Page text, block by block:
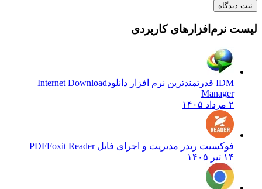
نرم‌افزارهای کاربردی
Internet Download
Manager
فوکسیت ریدر مدیریت و اجرای فایل PDFFoxit Reader